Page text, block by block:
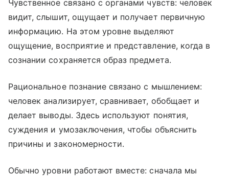
Чувственное связано с органами чувств: человек
видит, слышит, ощущает и получает первичную
информацию. На этом уровне выделяют
ощущение, восприятие и представление, когда в
сознании сохраняется образ предмета.
Рациональное познание связано с мышлением:
человек анализирует, сравнивает, обобщает и
делает выводы. Здесь используют понятия,
суждения и умозаключения, чтобы объяснить
причины и закономерности.
Обычно уровни работают вместе: сначала мы